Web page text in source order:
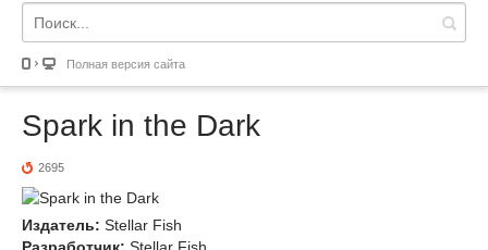
Полная версия сайта
Spark in the Dark
2695
Издатель: Stellar Fish